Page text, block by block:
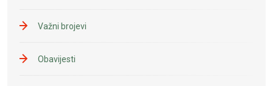
Važni brojevi
Obavijesti